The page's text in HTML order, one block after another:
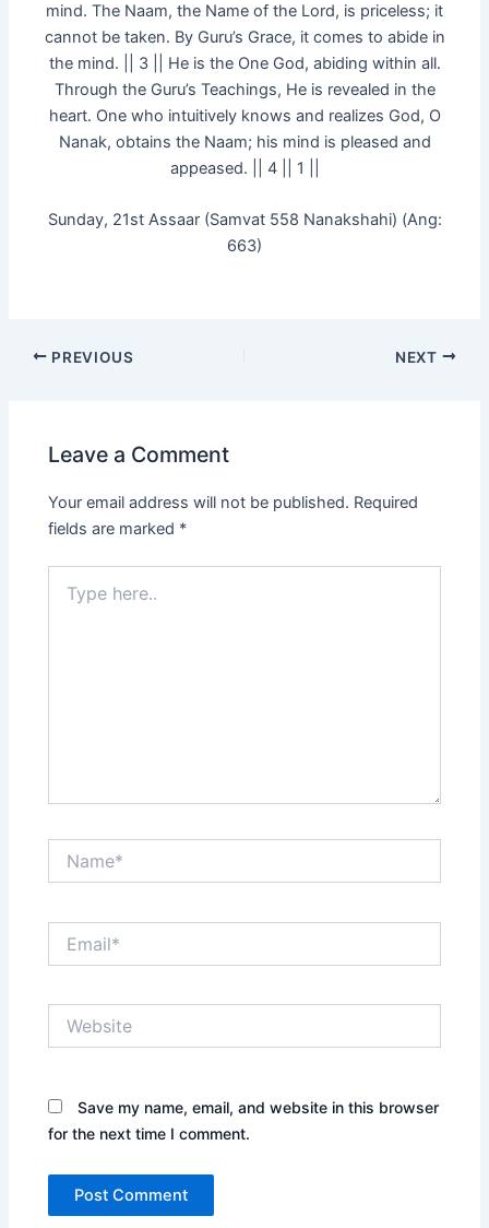
mind. The Naam, the Name of the Lord, is priceless; it
cannot be taken. By Guru’s Grace, it comes to abide in
the mind. || 3 || He is the One God, abiding within all.
Through the Guru’s Teachings, He is revealed in the
heart. One who intuitively knows and realizes God, O
Nanak, obtains the Naam; his mind is pleased and
appeased. || 4 || 1 ||
Sunday, 21st Assaar (Samvat 558 Nanakshahi) (Ang:
663)
PREVIOUS NEXT
Leave a Comment
Your email address will not be published. Required
fields are marked *
here..
Save my name, email, and website in this browser
for the next time I comment.